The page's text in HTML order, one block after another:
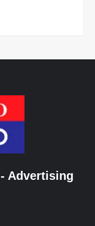
- Advertising